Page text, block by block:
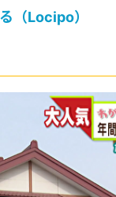
（Locipo）